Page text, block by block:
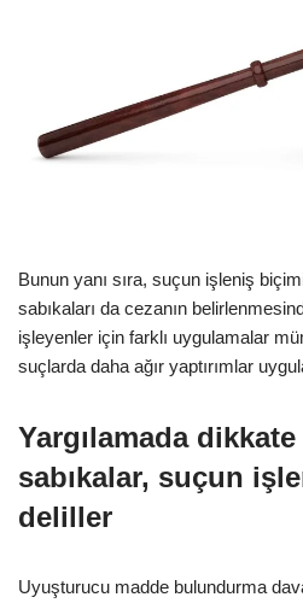
Bunun yanı sıra, suçun işleniş
sabıkaları da cezanın
işleyenler için farklı uygulamalar
suçlarda daha ağır yaptırımlar
Yargılamada
sabıkalar, suçun
deliller
Uyuşturucu madde bulundurma